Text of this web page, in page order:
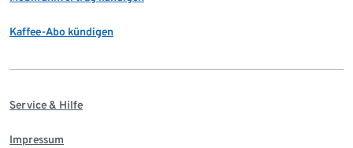
Kaffee-Abo kündigen
Service & Hilfe
Impressum